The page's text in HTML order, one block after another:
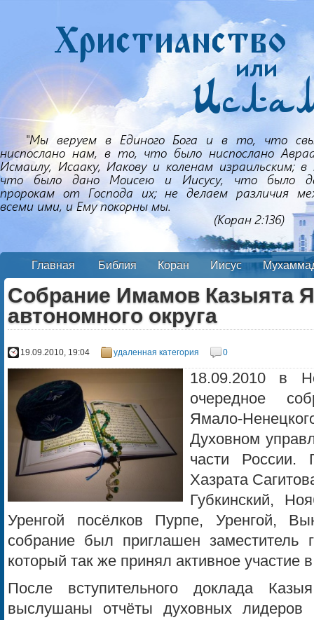
Главная Библия Коран Иисус
Собрание Имамов Казыята
автономного округа
19.09.2010, 19:04 удаленная категория 0
18.09.2010 в
очередное
Ямало-
Духовном
части России.
Хазрата
Губкинский,
Уренгой посёлков Пурпе, Уренгой,
собрание был приглашен
который так же принял активное участие
После вступительного доклада
выслушаны отчёты духовных лидеров